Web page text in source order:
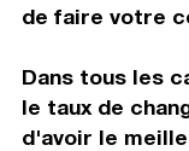
de faire votre
Dans tous les
le taux de
d'avoir le